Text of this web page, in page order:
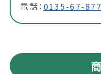
電話： 0135-67-